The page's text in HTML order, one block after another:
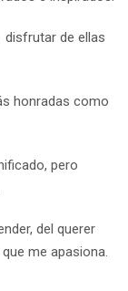
de ellas
honradas como
pero
del querer
me apasiona.